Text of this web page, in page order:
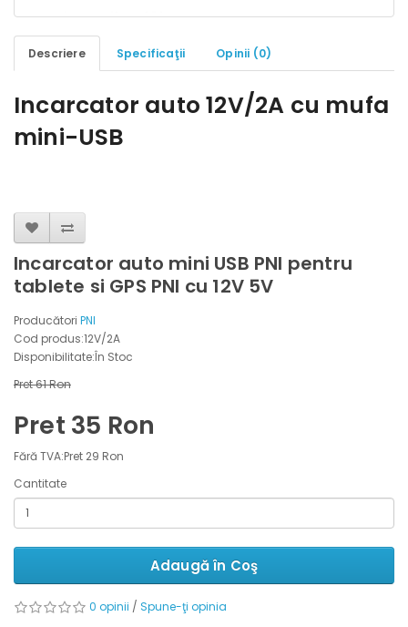
Descriere Specificaţii Opinii (0)
Incarcator auto 12V/2A cu mufa
mini-USB
Incarcator auto mini USB PNI pentru
tablete si GPS PNI cu 12V 5V
Producători PNI
Cod produs:12V/2A
Disponibilitate:În Stoc
Pret 61 Ron
Pret 35 Ron
Fără TVA:Pret 29 Ron
Cantitate
Adaugă în Coş
0 opinii / Spune-ţi opinia